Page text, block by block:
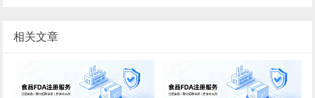
相关文章